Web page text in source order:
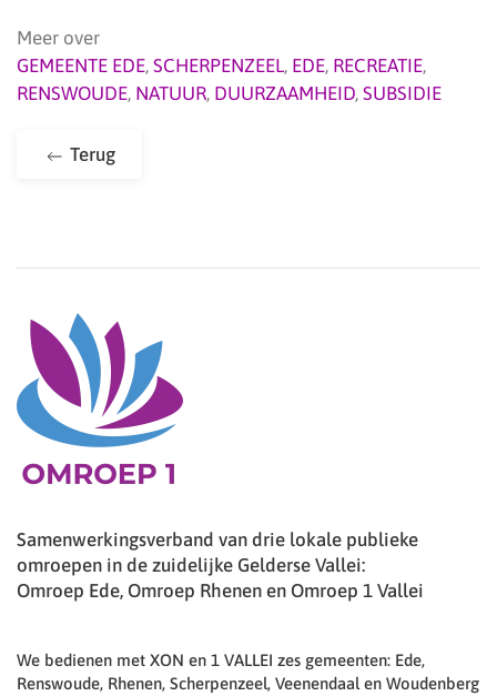
Meer over
GEMEENTE EDE, SCHERPENZEEL, EDE, RECREATIE,
RENSWOUDE, NATUUR, DUURZAAMHEID, SUBSIDIE
Terug
Samenwerkingsverband van drie lokale publieke
omroepen in de zuidelijke Gelderse Vallei:
Omroep Ede, Omroep Rhenen en Omroep 1 Vallei
We bedienen met XON en 1 VALLEI zes gemeenten: Ede,
Renswoude, Rhenen, Scherpenzeel, Veenendaal en Woudenberg